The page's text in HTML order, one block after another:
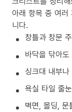
아래 항목 중 여러
니다.
창틀과 창문
바닥을 닦아
싱크대 내부
욕실 타일 줄
벽면, 몰딩,